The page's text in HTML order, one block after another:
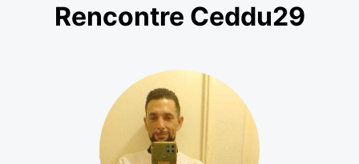
Rencontre Ceddu29